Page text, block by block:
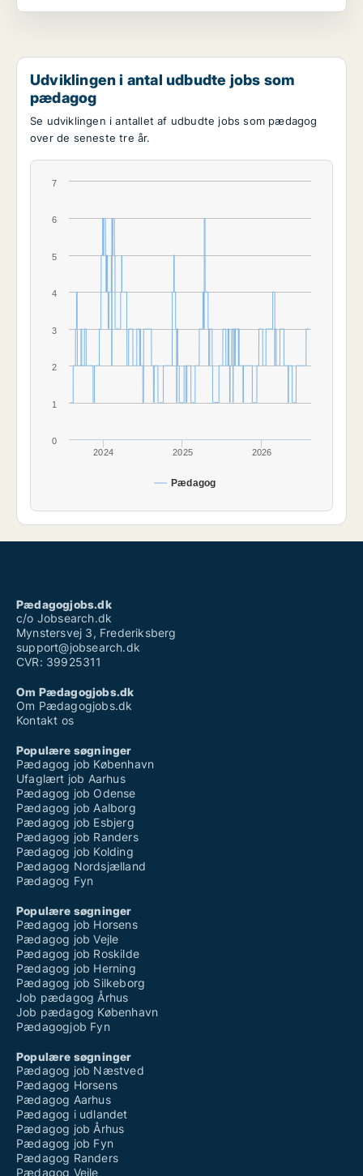
Udviklingen i antal udbudte jobs som
pædagog
Se udviklingen i antallet af udbudte jobs som pædagog
over de seneste tre år.
Pædagog
2024 2025 2026
0
1
2
3
4
5
6
7
Pædagogjobs.dk
c/o Jobsearch.dk
Mynstersvej 3, Frederiksberg
support@jobsearch.dk
CVR: 39925311
Om Pædagogjobs.dk
Om Pædagogjobs.dk
Kontakt os
Populære søgninger
Pædagog job København
Ufaglært job Aarhus
Pædagog job Odense
Pædagog job Aalborg
Pædagog job Esbjerg
Pædagog job Randers
Pædagog job Kolding
Pædagog Nordsjælland
Pædagog Fyn
Populære søgninger
Pædagog job Horsens
Pædagog job Vejle
Pædagog job Roskilde
Pædagog job Herning
Pædagog job Silkeborg
Job pædagog Århus
Job pædagog København
Pædagogjob Fyn
Populære søgninger
Pædagog job Næstved
Pædagog Horsens
Pædagog Aarhus
Pædagog i udlandet
Pædagog job Århus
Pædagog job Fyn
Pædagog Randers
Pædagog Vejle